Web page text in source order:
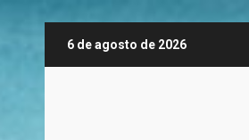
6 de agosto de 2026